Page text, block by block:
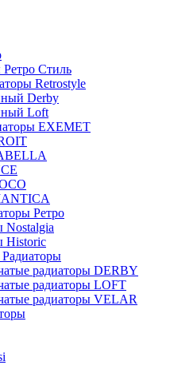
Стиль
Retrostyle
Derby
Loft
EXEMET
Ретро
Nostalgia
Historic
радиаторы DERBY
радиаторы LOFT
радиаторы VELAR